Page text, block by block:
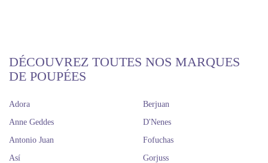
plus, vous pouvez accompagner les ensembles d'accessoires tels que des
lunettes ou des cintres au cas où vous auriez besoin de les accrocher.
occasion, car il existe des ensembles de plage, des ensembles pour les
jours de pluie, des ensembles pour aller à la neige et bien d'autres. Ces
mode afin que vos poupées Götz soient toujours prêtes et à jour. Vos
poupées peuvent aussi faire des activités très ludiques comme le ballet ou
DÉCOUVREZ TOUTES NOS MARQUES
DE POUPÉES
Adora
Anne Geddes
Antonio Juan
Así
Berjuan
D'Nenes
Fofuchas
Gorjuss